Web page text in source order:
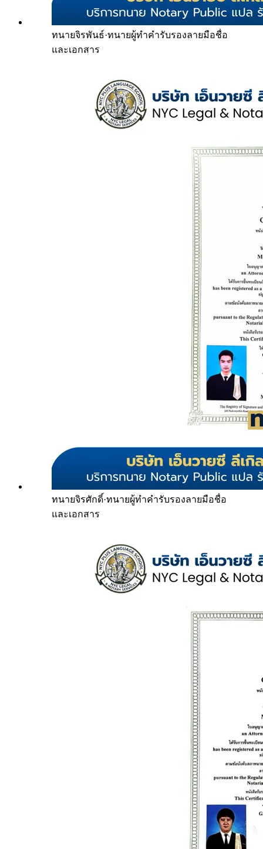
ทนายจิรพันธ์·ทนายผู้ทำคำรับรองลายมือชื่อ
และเอกสาร
ทนายจิรศักดิ์·ทนายผู้ทำคำรับรองลายมือชื่อ
และเอกสาร